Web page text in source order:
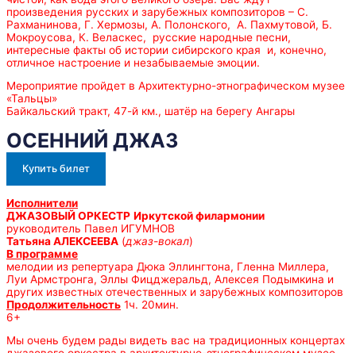
произведения русских и зарубежных композиторов – С.
Рахманинова, Г. Хермозы, А. Полонского, А. Пахмутовой, Б.
Мокроусова, К. Веласкес, русские народные песни,
интересные факты об истории сибирского края и, конечно,
отличное настроение и незабываемые эмоции.
Мероприятие пройдет в Архитектурно-этнографическом музее
«Тальцы»
Байкальский тракт, 47-й км., шатёр на берегу Ангары
ОСЕННИЙ ДЖАЗ
Купить билет
Исполнители
ДЖАЗОВЫЙ ОРКЕСТР Иркутской филармонии
руководитель Павел ИГУМНОВ
Татьяна АЛЕКСЕЕВА (джаз-вокал)
В программе
мелодии из репертуара Дюка Эллингтона, Гленна Миллера,
Луи Армстронга, Эллы Фицджеральд, Алексея Подымкина и
других известных отечественных и зарубежных композиторов
Продолжительность 1ч. 20мин.
6+
Мы очень будем рады видеть вас на традиционных концертах